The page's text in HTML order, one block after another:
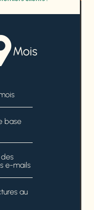
Mois
base
e-mails
au